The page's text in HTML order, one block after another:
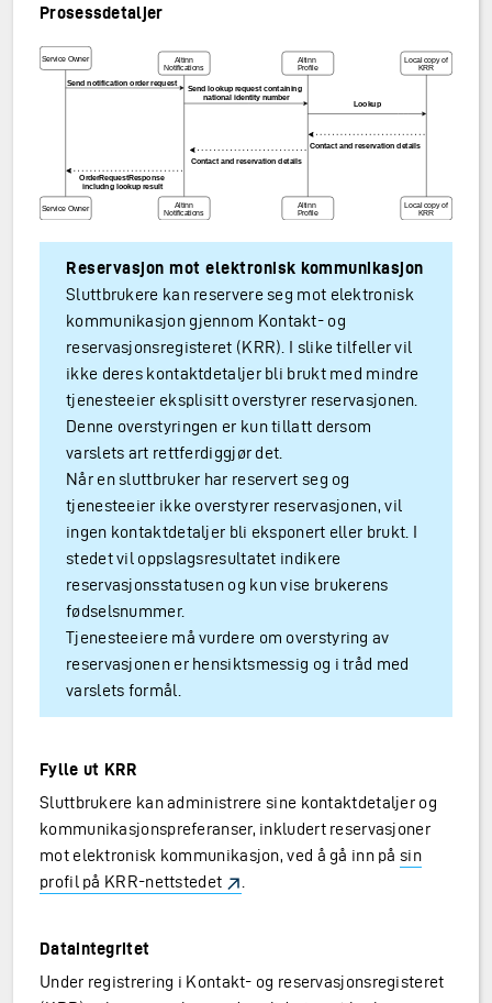
Prosessdetaljer
Reservasjon mot elektronisk kommunikasjon
Sluttbrukere kan reservere seg mot elektronisk
kommunikasjon gjennom Kontakt- og
reservasjonsregisteret (KRR). I slike tilfeller vil
ikke deres kontaktdetaljer bli brukt med mindre
tjenesteeier eksplisitt overstyrer reservasjonen.
Denne overstyringen er kun tillatt dersom
varslets art rettferdiggjør det.
Når en sluttbruker har reservert seg og
tjenesteeier ikke overstyrer reservasjonen, vil
ingen kontaktdetaljer bli eksponert eller brukt. I
stedet vil oppslagsresultatet indikere
reservasjonsstatusen og kun vise brukerens
fødselsnummer.
Tjenesteeiere må vurdere om overstyring av
reservasjonen er hensiktsmessig og i tråd med
varslets formål.
Fylle ut KRR
Sluttbrukere kan administrere sine kontaktdetaljer og
kommunikasjonspreferanser, inkludert reservasjoner
mot elektronisk kommunikasjon, ved å gå inn påsin
profil på KRR-nettstedet
Dataintegritet
Under registrering i Kontakt- og reservasjonsregisteret